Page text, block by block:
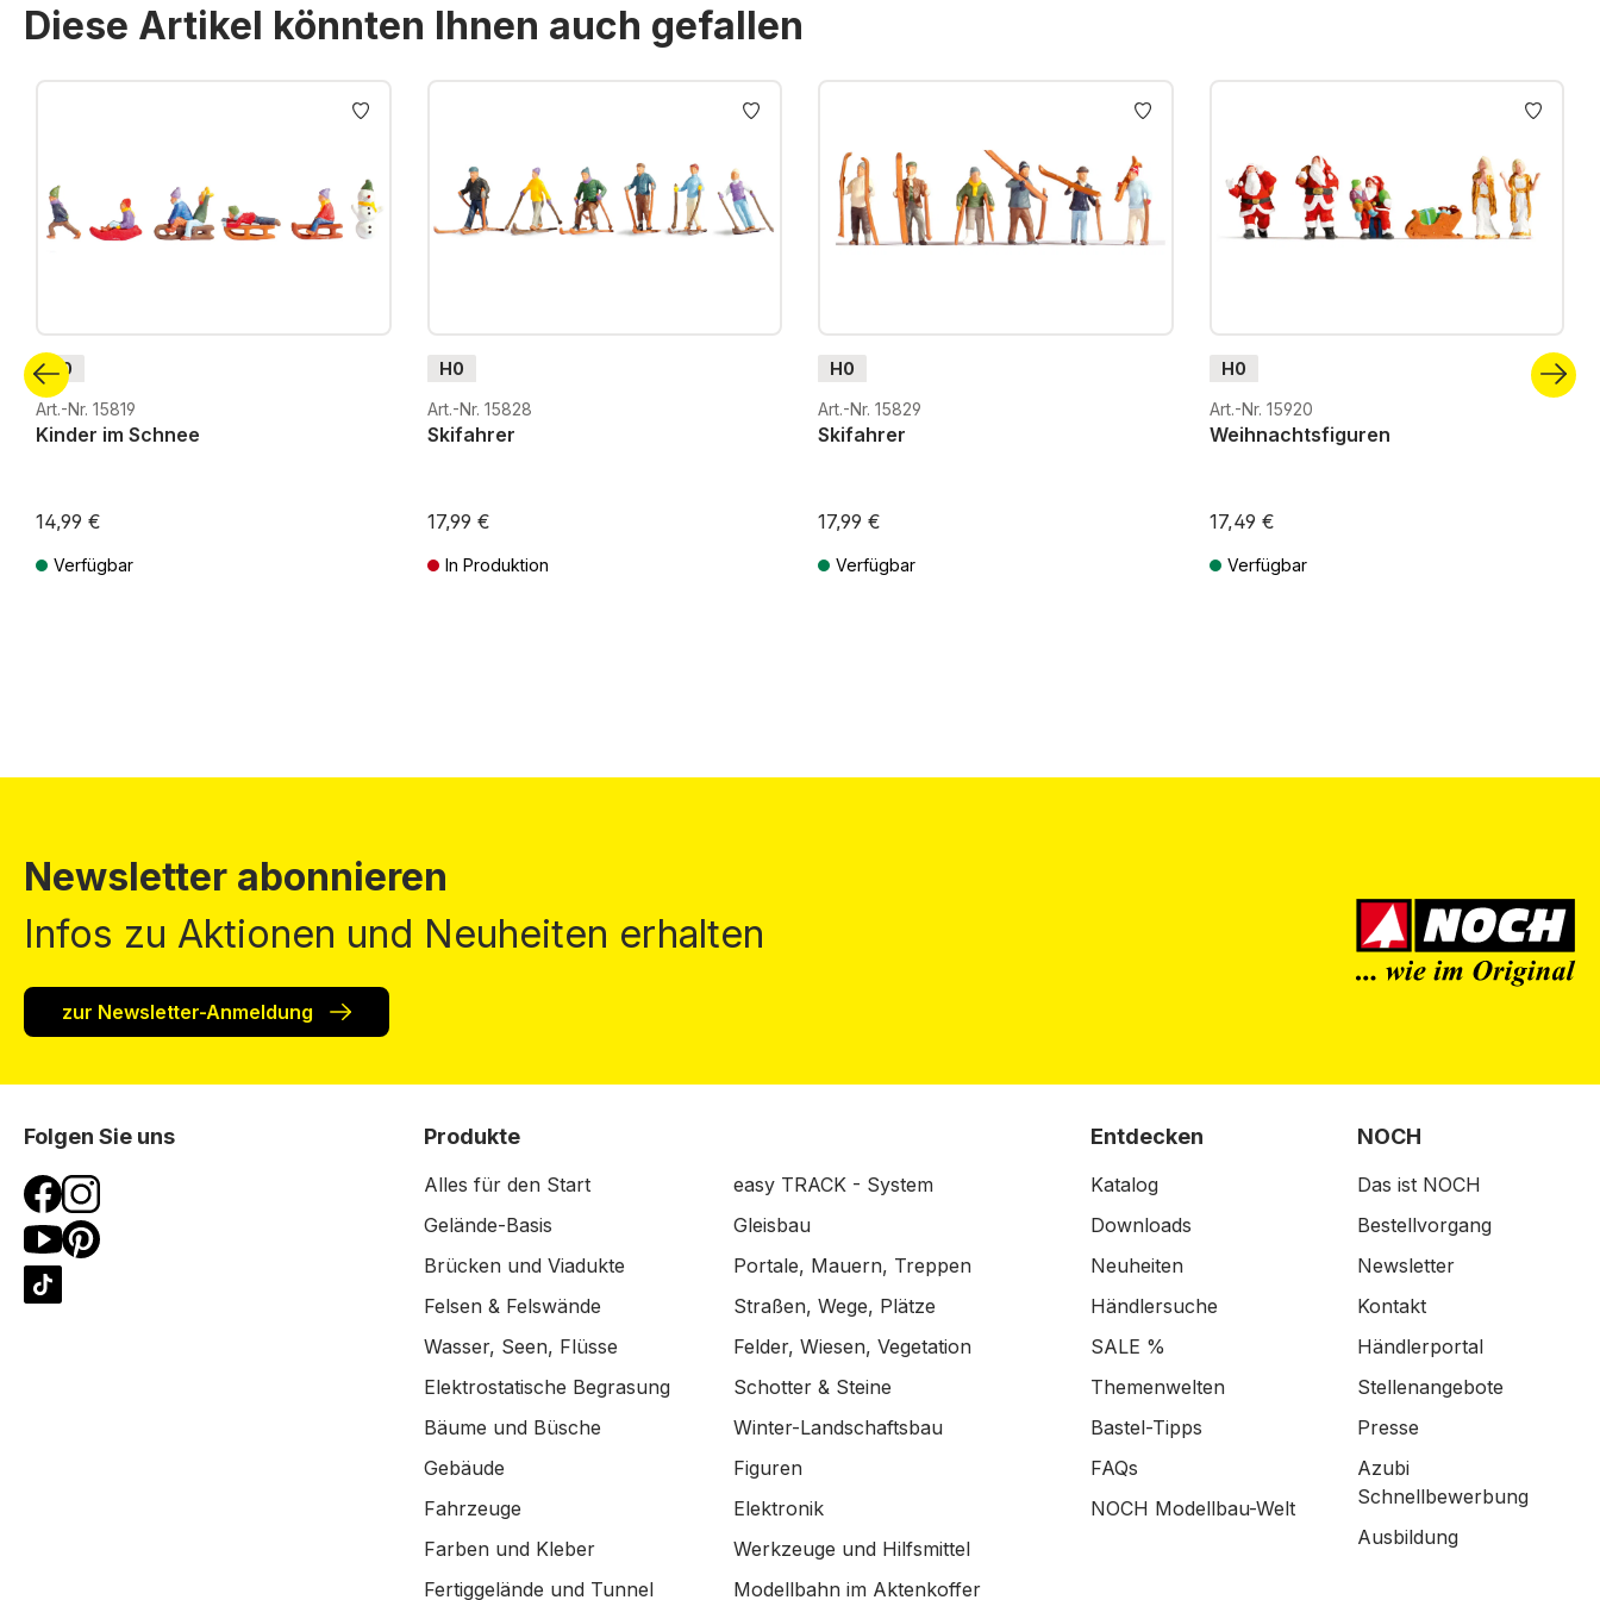
Diese Artikel könnten Ihnen auch gefallen
Produktgalerie überspringen
H0
Art.-Nr. 15819
Kinder im Schnee
14,99 €
Verfügbar
H0
Art.-Nr. 15828
Skifahrer
17,99 €
In Produktion
H0
Art.-Nr. 15829
Skifahrer
17,99 €
Verfügbar
H0
Art.-Nr. 15920
Weihnachtsfiguren
17,49 €
Verfügbar
Newsletter abonnieren
Infos zu Aktionen und Neuheiten erhalten
zur Newsletter-Anmeldung
Folgen Sie uns Produkte
Alles für den Start
easy TRACK - System
Gelände-Basis
Gleisbau
Brücken und Viadukte
Portale, Mauern, Treppen
Felsen & Felswände
Straßen, Wege, Plätze
Wasser, Seen, Flüsse
Felder, Wiesen, Vegetation
Elektrostatische Begrasung
Schotter & Steine
Bäume und Büsche
Winter-Landschaftsbau
Gebäude
Figuren
Fahrzeuge
Elektronik
Farben und Kleber
Werkzeuge und Hilfsmittel
Fertiggelände und Tunnel
Modellbahn im Aktenkoffer
Entdecken
Katalog
Downloads
Neuheiten
Händlersuche
SALE %
Themenwelten
Bastel-Tipps
FAQs
NOCH Modellbau-Welt
NOCH
Das ist NOCH
Bestellvorgang
Newsletter
Kontakt
Händlerportal
Stellenangebote
Presse
Azubi
Schnellbewerbung
Ausbildung